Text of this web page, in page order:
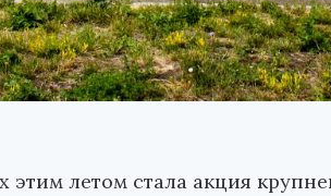
летом стала акция